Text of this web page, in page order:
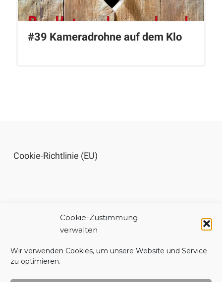
Cookie-Zustimmung
verwalten
Wir verwenden Cookies, um unsere Website und Service
zu optimieren.
#39 Kameradrohne auf dem Klo
Cookie-Richtlinie (EU)